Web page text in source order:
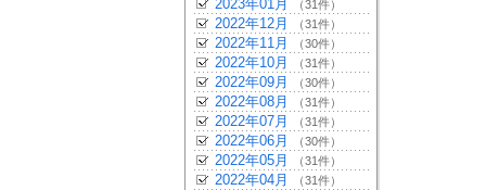
2023年01月 （31件）
2022年12月 （31件）
2022年11月 （30件）
2022年10月 （31件）
2022年09月 （30件）
2022年08月 （31件）
2022年07月 （31件）
2022年06月 （30件）
2022年05月 （31件）
2022年04月 （31件）